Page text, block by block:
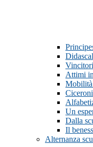
Attimi
Un
Dalla
Il
Alternanza